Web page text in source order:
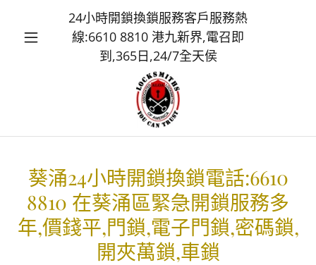
24小時開鎖換鎖服務客戶服務熱
線:6610 8810 港九新界,電召即
到,365日,24/7全天侯
葵涌24小時開鎖換鎖電話:6610
8810 在葵涌區緊急開鎖服務多
年,價錢平,門鎖,電子門鎖,密碼鎖,
開夾萬鎖,車鎖